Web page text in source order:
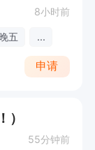
8小时前
五 ...
申请
55分钟前